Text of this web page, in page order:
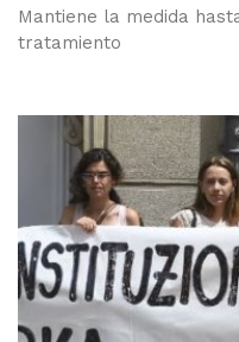
Mantiene la medida
tratamiento